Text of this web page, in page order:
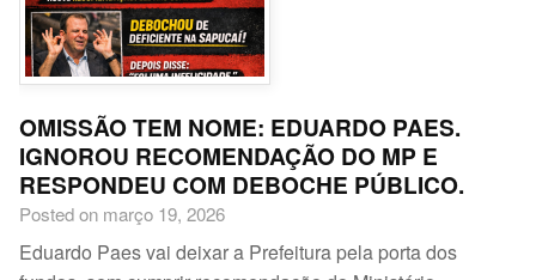
OMISSÃO TEM NOME: EDUARDO PAES.
IGNOROU RECOMENDAÇÃO DO MP E
RESPONDEU COM DEBOCHE PÚBLICO.
Posted on março 19, 2026
Eduardo Paes vai deixar a Prefeitura pela porta dos